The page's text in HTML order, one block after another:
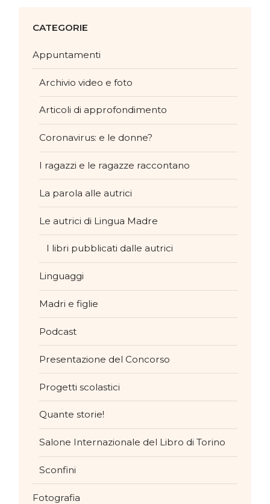
CATEGORIE
Appuntamenti
Archivio video e foto
Articoli di approfondimento
Coronavirus: e le donne?
I ragazzi e le ragazze raccontano
La parola alle autrici
Le autrici di Lingua Madre
I libri pubblicati dalle autrici
Linguaggi
Madri e figlie
Podcast
Presentazione del Concorso
Progetti scolastici
Quante storie!
Salone Internazionale del Libro di Torino
Sconfini
Fotografia